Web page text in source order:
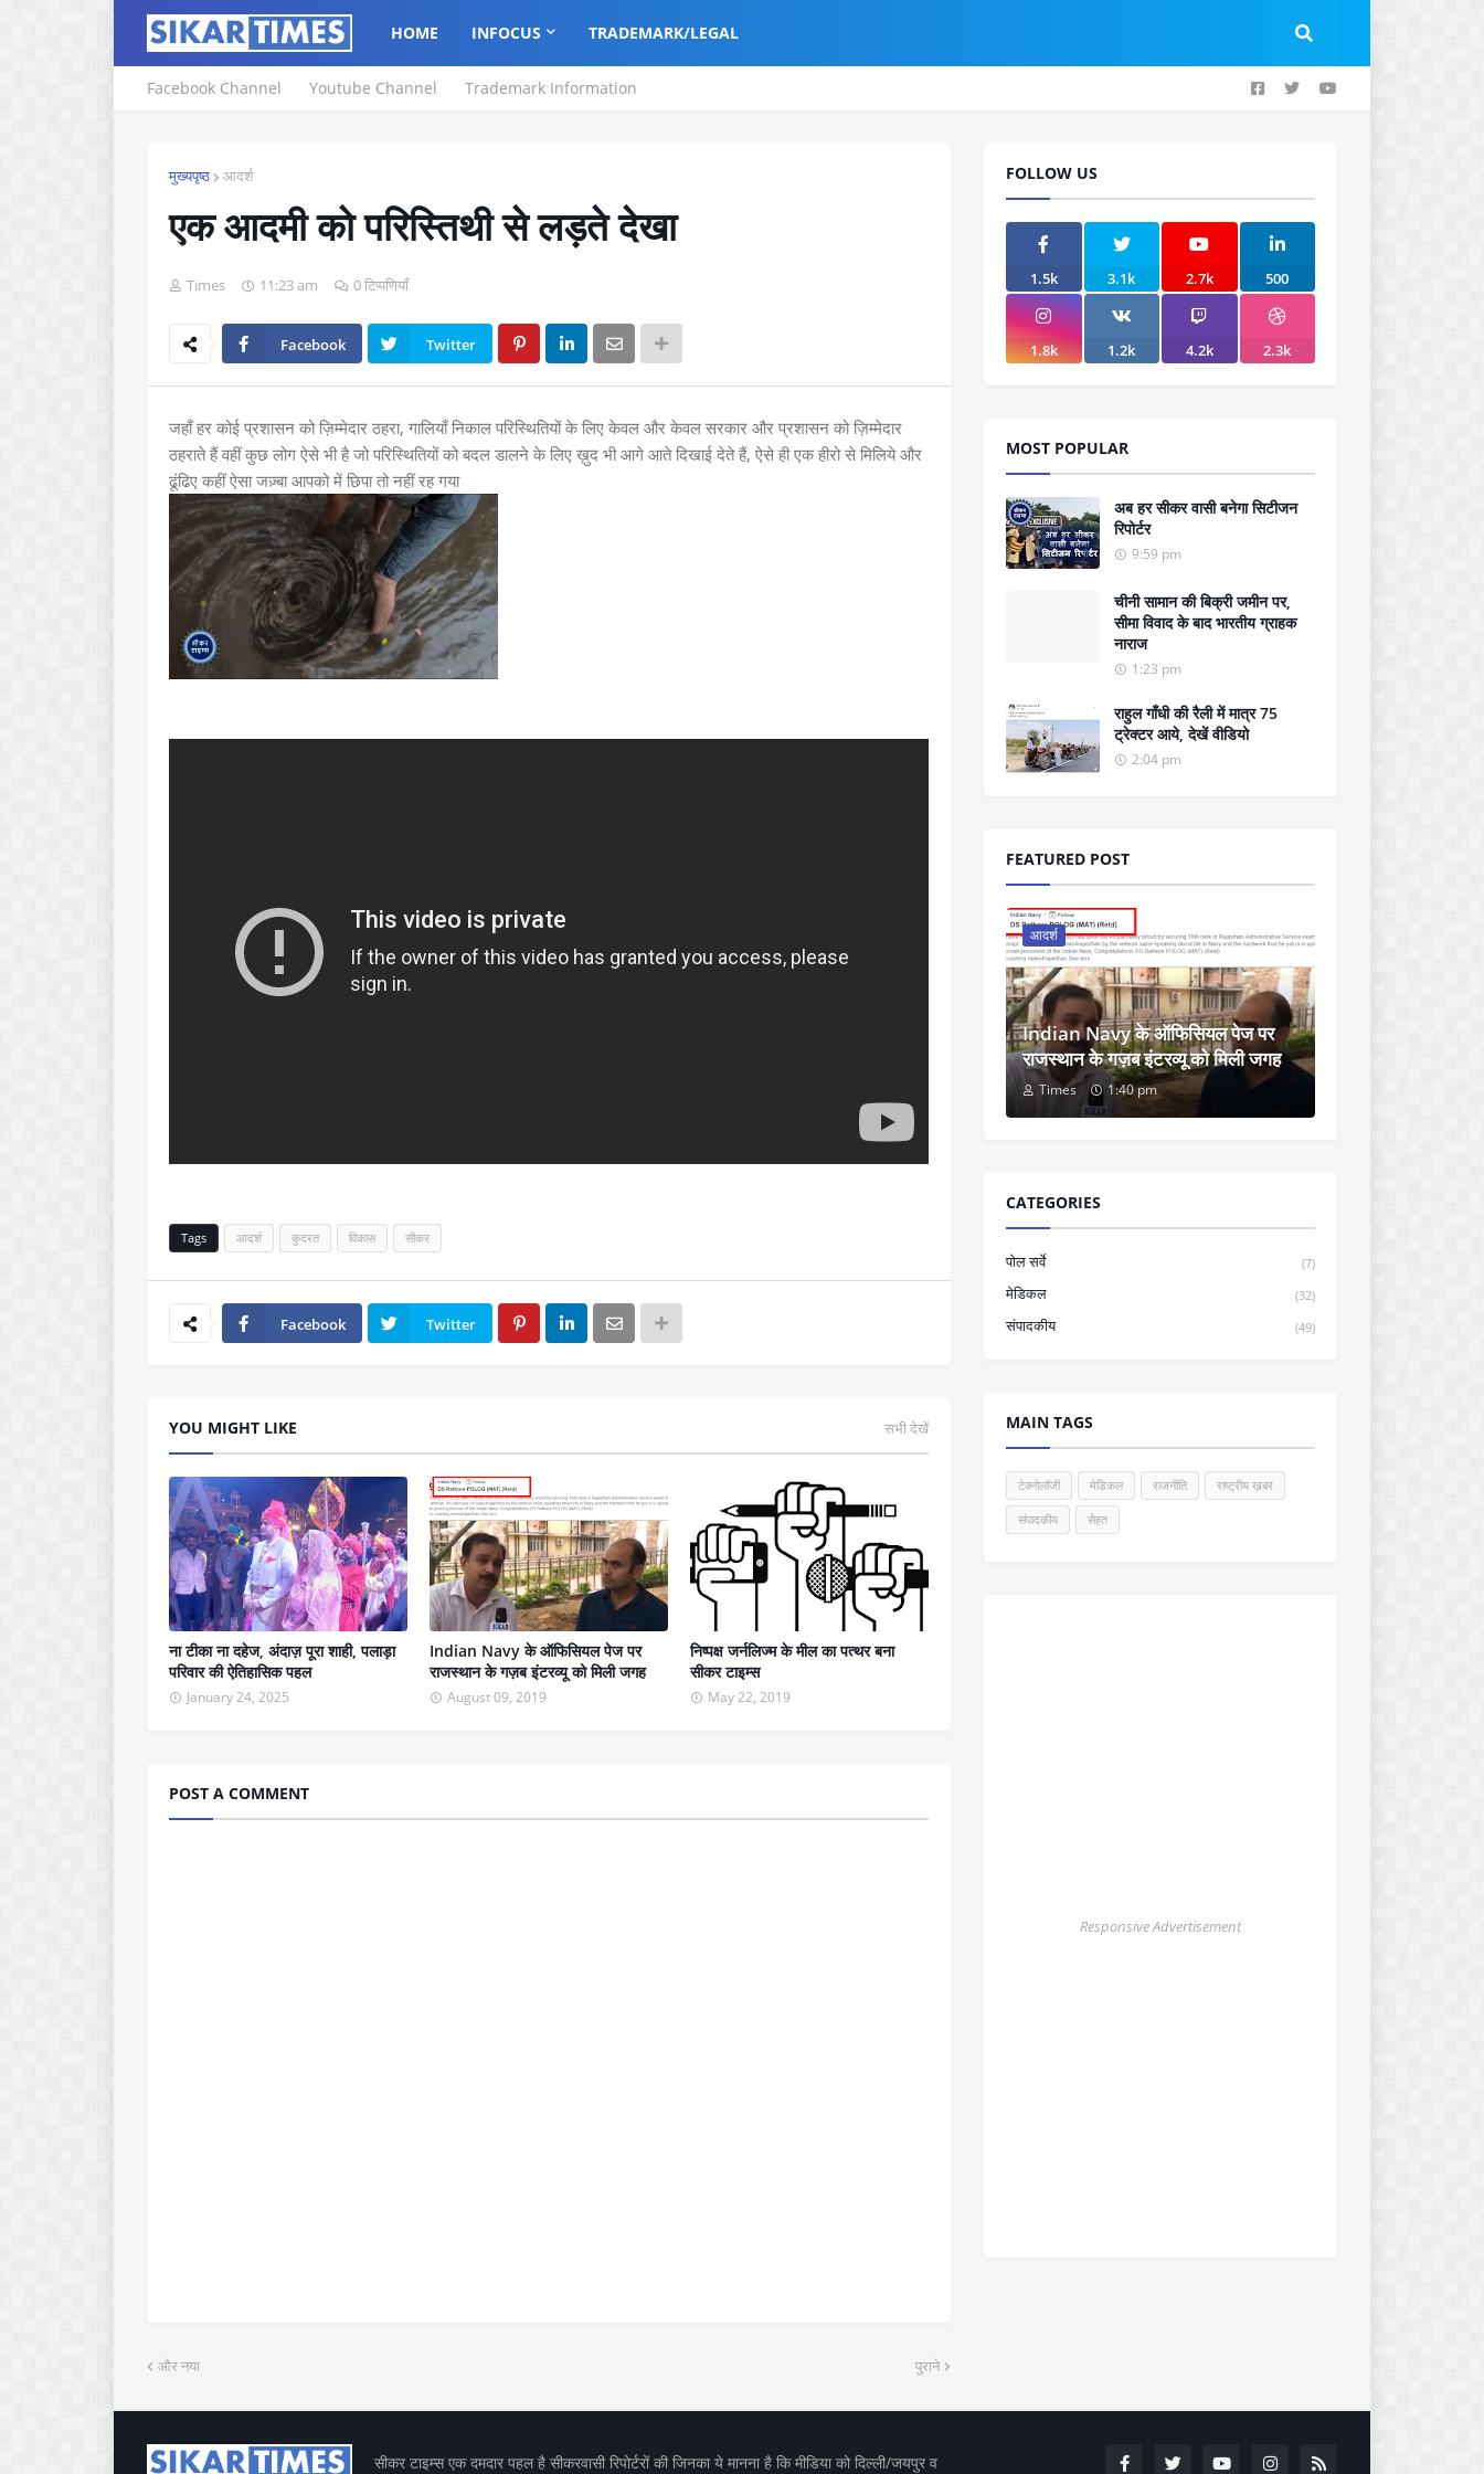
HOME INFOCUS TRADEMARK/LEGAL
Facebook Channel Youtube Channel Trademark Information
मुख्यपृष्ठ आदर्श
एक आदमी को परिस्तिथी से लड़ते देखा
Times 11:23 am 0 टिप्पणियाँ
Facebook Twitter
जहाँ हर कोई प्रशासन को ज़िम्मेदार ठहरा, गालियाँ निकाल परिस्थितियों के लिए केवल और केवल सरकार और प्रशासन को ज़िम्मेदार
ठहराते हैं वहीं कुछ लोग ऐसे भी है जो परिस्थितियों को बदल डालने के लिए ख़ुद भी आगे आते दिखाई देते हैं, ऐसे ही एक हीरो से मिलिये और
ढूंढिए कहीं ऐसा जज़्बा आपको में छिपा तो नहीं रह गया
Tags आदर्श कुदरत विकास सीकर
Facebook Twitter
YOU MIGHT LIKE सभी देखें
ना टीका ना दहेज, अंदाज़ पूरा शाही, पलाड़ा
परिवार की ऐतिहासिक पहल
January 24, 2025
Indian Navy के ऑफिसियल पेज पर
राजस्थान के गज़ब इंटरव्यू को मिली जगह
August 09, 2019
निष्पक्ष जर्नलिज्म के मील का पत्थर बना
सीकर टाइम्स
May 22, 2019
POST A COMMENT
और नया पुराने
FOLLOW US
1.5k 3.1k 2.7k 500
1.8k 1.2k 4.2k 2.3k
MOST POPULAR
अब हर सीकर वासी बनेगा सिटीजन
रिपोर्टर
9:59 pm
चीनी सामान की बिक्री जमीन पर,
सीमा विवाद के बाद भारतीय ग्राहक
नाराज
1:23 pm
राहुल गाँधी की रैली में मात्र 75
ट्रेक्टर आये, देखें वीडियो
2:04 pm
FEATURED POST
आदर्श
Indian Navy के ऑफिसियल पेज पर
राजस्थान के गज़ब इंटरव्यू को मिली जगह
Times 1:40 pm
CATEGORIES
पोल सर्वे (7)
मेडिकल (32)
संपादकीय (49)
MAIN TAGS
टेक्नोलॉजी मेडिकल राजनीति राष्ट्रीय ख़बर
संपादकीय सेहत
Responsive Advertisement
सीकर टाइम्स एक दमदार पहल है सीकरवासी रिपोर्टरों की जिनका ये मानना है कि मीडिया को दिल्ली/जयपुर व